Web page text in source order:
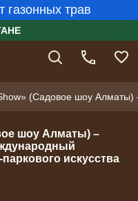
газонных трав
(Садовое шоу Алматы)
шоу Алматы) –
искусства